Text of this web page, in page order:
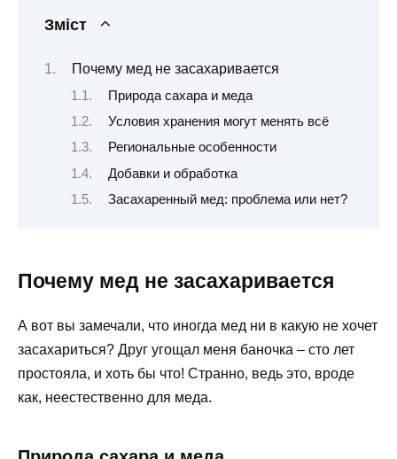
Зміст
Почему мед не засахаривается
Природа сахара и меда
Условия хранения могут менять всё
Региональные особенности
Добавки и обработка
Засахаренный мед: проблема или нет?
Почему мед не засахаривается
А вот вы замечали, что иногда мед ни в какую не хочет
засахариться? Друг угощал меня баночка – сто лет
простояла, и хоть бы что! Странно, ведь это, вроде
как, неестественно для меда.